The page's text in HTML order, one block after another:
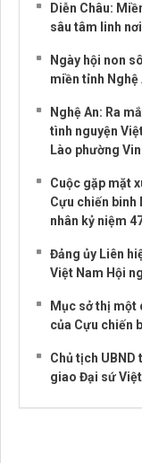
Diễn Châu:
sâu tâm linh
Ngày hội non
miền tỉnh Nghệ
Nghệ An: Ra
tình nguyện
Lào phường
Cuộc gặp mặt
Cựu chiến binh
nhân kỷ niệm
Đảng ủy Liên
Việt Nam Hội
Mục sở thị một
của Cựu chiến
Chủ tịch UBND
giao Đại sứ